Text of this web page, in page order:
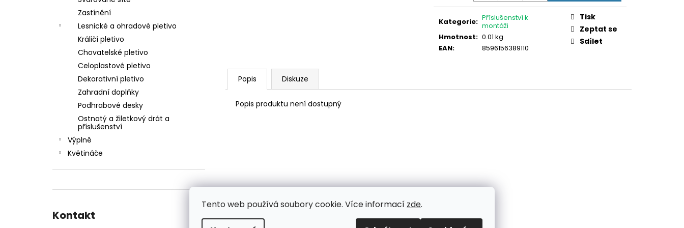
Tento web používá soubory cookie. Více informací zde.
Zastínění
Lesnické a ohradové pletivo
Králičí pletivo
Chovatelské pletivo
Celoplastové pletivo
Dekorativní pletivo
Zahradní doplňky
Podhrabové desky
Ostnatý a žiletkový drát a
příslušenství
Výplně
Květináče
Kontakt
cena:
Kategorie: Příslušenství k
montáži
Hmotnost: 0.01 kg
EAN: 8596156389110
Tisk
Zeptat se
Sdílet
Popis Diskuze
Popis produktu není dostupný
ŠROUB SAMOŘEZNÝ K PŘÍCHYTCE PRO
PANEL 2D
5 Kč
PŘÍCHYTKA PLOTOVÁ PVC PRO PANEL
2D - ČERNÁ